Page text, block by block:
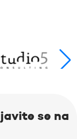
se na